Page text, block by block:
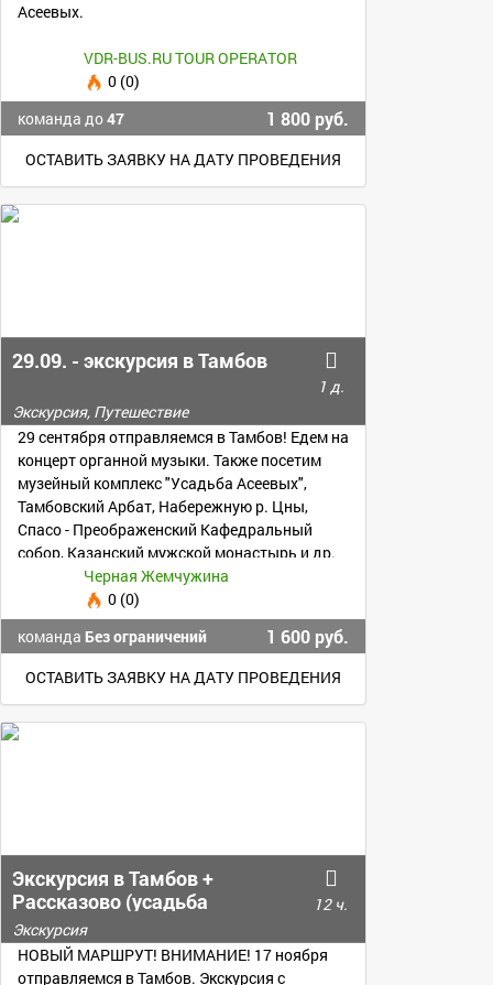
Асеевых.
VDR-BUS.RU TOUR OPERATOR
0 (0)
команда до47 1 800 руб.
ОСТАВИТЬ ЗАЯВКУ НА ДАТУ ПРОВЕДЕНИЯ
29.09. - экскурсия в Тамбов
1 д.
Экскурсия, Путешествие
29 сентября отправляемся в Тамбов! Едем на
концерт органной музыки. Также посетим
музейный комплекс "Усадьба Асеевых",
Тамбовский Арбат, Набережную р. Цны,
Спасо - Преображенский Кафедральный
собор, Казанский мужской монастырь и др.
Черная Жемчужина
0 (0)
команда Без ограничений 1 600 руб.
ОСТАВИТЬ ЗАЯВКУ НА ДАТУ ПРОВЕДЕНИЯ
Экскурсия в Тамбов +
Рассказово (усадьба
Асеевых)
12 ч.
Экскурсия
НОВЫЙ МАРШРУТ! ВНИМАНИЕ! 17 ноября
отправляемся в Тамбов. Экскурсия с